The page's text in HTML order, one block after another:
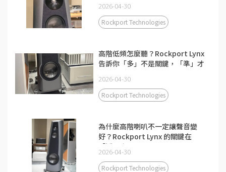
2026-04-30
Rockport Technologies
高階低頻怎麼聽？Rockport Lynx
告訴你「多」不是關鍵，「準」才
2026-04-30
Rockport Technologies
為什麼高階喇叭不一定讓聲音變
好？Rockport Lynx 的關鍵在
「透明度」
2026-04-30
Rockport Technologies